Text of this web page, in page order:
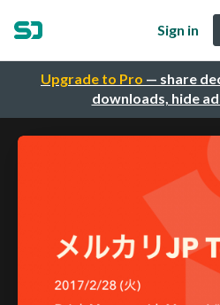
Upgrade to Pro — share
downloads, hide
Sign in